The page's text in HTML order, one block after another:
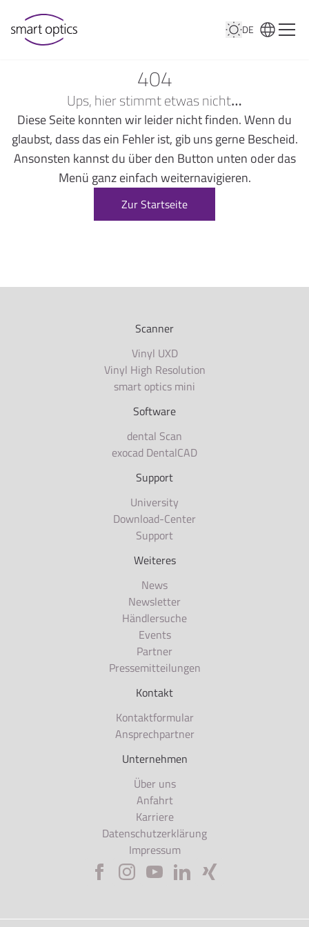
DE
404
Ups, hier stimmt etwas nicht…
Diese Seite konnten wir leider nicht finden. Wenn du
glaubst, dass das ein Fehler ist, gib uns gerne Bescheid.
Ansonsten kannst du über den Button unten oder das
Menü ganz einfach weiternavigieren.
Zur Startseite
Scanner
Vinyl UXD
Vinyl High Resolution
smart optics mini
Software
dental Scan
exocad DentalCAD
Support
University
Download-Center
Support
Weiteres
News
Newsletter
Händlersuche
Events
Partner
Pressemitteilungen
Kontakt
Kontaktformular
Ansprechpartner
Unternehmen
Über uns
Anfahrt
Karriere
Datenschutzerklärung
Impressum